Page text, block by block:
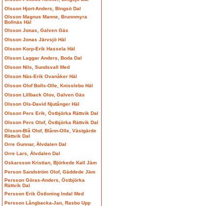
Olsson Hjort-Anders, Bingsö Dal
Olsson Magnus Manne, Brunnmyra
Bollnäs Häl
Olsson Jonas, Galven Gäs
Olsson Jonas Järvsjö Häl
Olsson Korp-Erik Hassela Häl
Olsson Laggar Anders, Boda Dal
Olsson Nils, Sundsvall Med
Olsson Näs-Erik Ovanåker Häl
Olsson Olof Bolls-Olle, Knisslebo Häl
Olsson Lillback Olov, Galven Gäs
Olsson Ols-David Njutånger Häl
Olsson Pers Erik, Östbjörka Rättvik Dal
Olsson Pers Olof, Östbjörka Rättvik Dal
Olsson-Blå Olof, Blånn-Olle, Västgärde
Rättvik Dal
Orre Gunnar, Älvdalen Dal
Orre Lars, Älvdalen Dal
Oskarsson Kristian, Björkede Kall Jäm
Person Sandström Olof, Gäddede Jäm
Persson Göras-Anders, Östbjörka
Rättvik Dal
Persson Erik Östloning Indal Med
Persson Långbacka-Jan, Rasbo Upp